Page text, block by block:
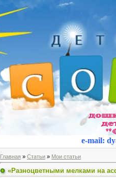
e-mail:
Главная » Статьи » Мои статьи
«Разноцветными мелками на